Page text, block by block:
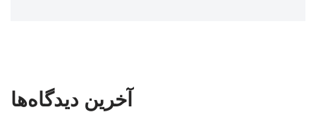
آخرین دیدگاه‌ها